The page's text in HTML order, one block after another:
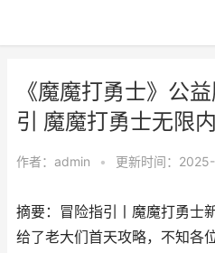
《魔魔打勇士》公
引 魔魔打勇士无限
作者： admin • 更新时间：
摘要：冒险指引丨魔魔打勇士
给了老大们首天攻略，不知各